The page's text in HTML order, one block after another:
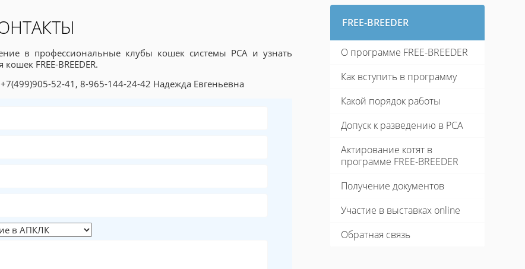
в профессиональные клубы кошек системы PCA и узнать
FREE-BREEDER.
52-41, 8-965-144-24-42 Надежда Евгеньевна
FREE-BREEDER
О программе FREE-BREEDER
Как вступить в программу
Какой порядок работы
Допуск к разведению в PCA
Актирование котят в
программе FREE-BREEDER
Получение документов
Участие в выставках online
Обратная связь